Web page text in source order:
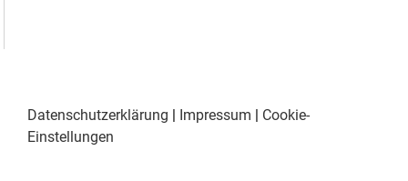
Datenschutzerklärung | Impressum | Cookie-
Einstellungen